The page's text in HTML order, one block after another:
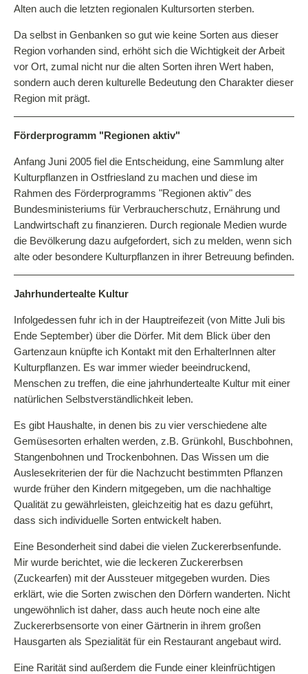
Informationen
Archiv
Unterstützer*innen
Linkempfehlungen
Kontakt
Impressum
Dreschflegel GbR
Schaugarten Schönhagen
Alten auch die letzten regionalen Kultursorten sterben.
Da selbst in Genbanken so gut wie keine Sorten aus dieser
Region vorhanden sind, erhöht sich die Wichtigkeit der Arbeit
vor Ort, zumal nicht nur die alten Sorten ihren Wert haben,
sondern auch deren kulturelle Bedeutung den Charakter dieser
Region mit prägt.
Förderprogramm "Regionen aktiv"
Anfang Juni 2005 fiel die Entscheidung, eine Sammlung alter
Kulturpflanzen in Ostfriesland zu machen und diese im
Rahmen des Förderprogramms "Regionen aktiv" des
Bundesministeriums für Verbraucherschutz, Ernährung und
Landwirtschaft zu finanzieren. Durch regionale Medien wurde
die Bevölkerung dazu aufgefordert, sich zu melden, wenn sich
alte oder besondere Kulturpflanzen in ihrer Betreuung befinden.
Jahrhundertealte Kultur
Infolgedessen fuhr ich in der Hauptreifezeit (von Mitte Juli bis
Ende September) über die Dörfer. Mit dem Blick über den
Gartenzaun knüpfte ich Kontakt mit den ErhalterInnen alter
Kulturpflanzen. Es war immer wieder beeindruckend,
Menschen zu treffen, die eine jahrhundertealte Kultur mit einer
natürlichen Selbstverständlichkeit leben.
Es gibt Haushalte, in denen bis zu vier verschiedene alte
Gemüsesorten erhalten werden, z.B. Grünkohl, Buschbohnen,
Stangenbohnen und Trockenbohnen. Das Wissen um die
Auslesekriterien der für die Nachzucht bestimmten Pflanzen
wurde früher den Kindern mitgegeben, um die nachhaltige
Qualität zu gewährleisten, gleichzeitig hat es dazu geführt,
dass sich individuelle Sorten entwickelt haben.
Eine Besonderheit sind dabei die vielen Zuckererbsenfunde.
Mir wurde berichtet, wie die leckeren Zuckererbsen
(Zuckearfen) mit der Aussteuer mitgegeben wurden. Dies
erklärt, wie die Sorten zwischen den Dörfern wanderten. Nicht
ungewöhnlich ist daher, dass auch heute noch eine alte
Zuckererbsensorte von einer Gärtnerin in ihrem großen
Hausgarten als Spezialität für ein Restaurant angebaut wird.
Eine Rarität sind außerdem die Funde einer kleinfrüchtigen